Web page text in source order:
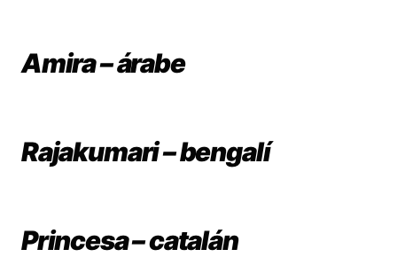
Amira – árabe
Rajakumari – bengalí
Princesa – catalán